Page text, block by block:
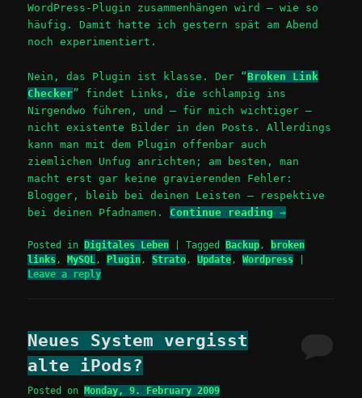
WordPress-Plugin zusammenhängen wird – wie so
häufig. Damit hatte ich gestern spät am Abend
noch experimentiert.
Nein, das Plugin ist klasse. Der “Broken Link
Checker” findet Links, die schlampig ins
Nirgendwo führen, und – für mich wichtiger –
nicht existente Bilder in den Posts. Allerdings
kann man mit dem Plugin offenbar auch
ziemlichen Unfug anrichten; am besten, man
macht erst gar keine gravierenden Fehler:
Blogger, bleib bei deinen Leisten – respektive
bei deinen Pfadnamen. Continue reading→
Posted in Digitales Leben |Tagged Backup ,
broken
links ,MySQL , Plugin ,Strato ,Update ,Wordpress
Leave a reply
Neues System vergisst
alte iPods?
Posted on Monday, 9. February 2009